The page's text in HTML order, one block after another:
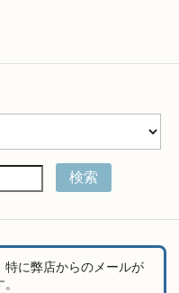
検索
に弊店からのメールが